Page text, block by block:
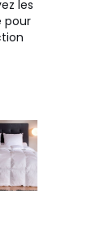
les
pour